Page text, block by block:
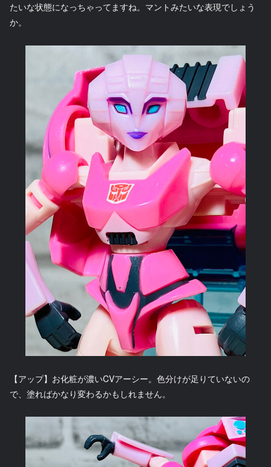
たいな状態になっちゃってますね。マントみたいな表現でしょう
か。
【アップ】お化粧が濃いCVアーシー。色分けが足りていないの
で、塗ればかなり変わるかもしれません。